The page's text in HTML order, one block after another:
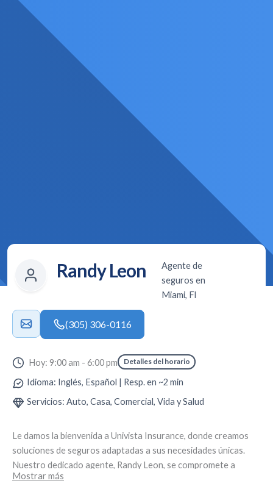
Randy Leon
Agente de
seguros en
Miami, Fl
(305) 306-0116
Le damos la bienvenida a Univista Insurance, donde creamos
soluciones de seguros adaptadas a sus necesidades únicas.
Nuestro dedicado agente, Randy Leon, se compromete a
brindar un servicio personalizado y asesoramiento experto.
Mostrar más
Hoy: 9:00 am - 6:00 pm Detalles del horario
Idioma: Inglés, Español | Resp. en ~2 min
Servicios: Auto, Casa, Comercial, Vida y Salud